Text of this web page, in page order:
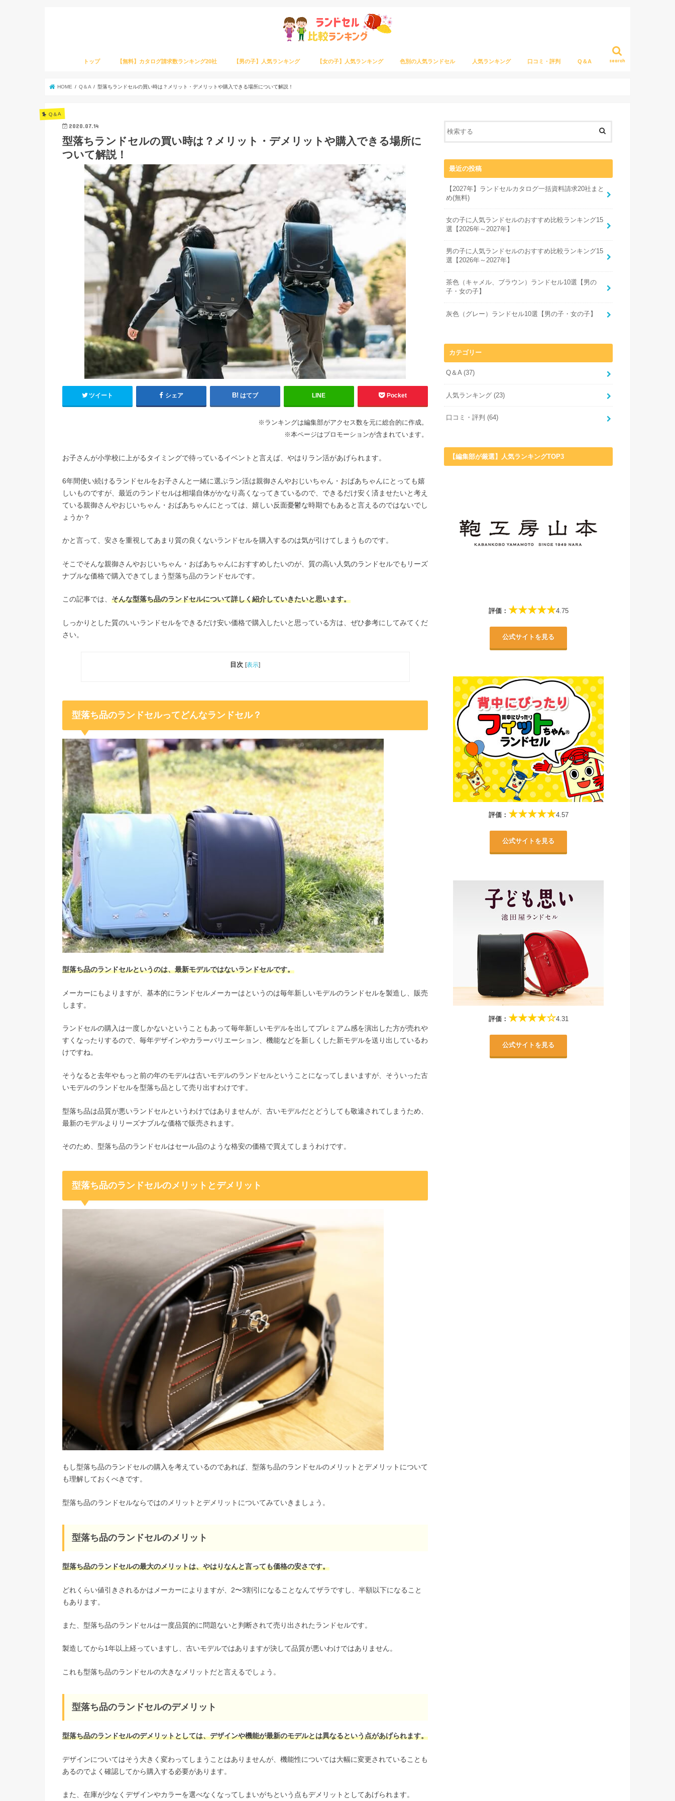
search
トップ 【無料】カタログ請求数ランキング20社 【男の子】人気ランキング 【女の子】人気ランキング 色別の人気ランドセル 人気ランキング 口コミ・評判 Q＆A
HOME Q＆A 型落ちランドセルの買い時は？メリット・デメリットや購入できる場所について解説！
Q＆A
2020.07.14
型落ちランドセルの買い時は？メリット・デメリットや購入できる場所に
ついて解説！
ツイート シェア はてブ LINE Pocket
※ランキングは編集部がアクセス数を元に総合的に作成。
※本ページはプロモーションが含まれています。
お子さんが小学校に上がるタイミングで待っているイベントと言えば、やはりラン活があげられます。
6年間使い続けるランドセルをお子さんと一緒に選ぶラン活は親御さんやおじいちゃん・おばあちゃんにとっても嬉
しいものですが、最近のランドセルは相場自体がかなり高くなってきているので、できるだけ安く済ませたいと考え
ている親御さんやおじいちゃん・おばあちゃんにとっては、嬉しい反面憂鬱な時期でもあると言えるのではないでし
ょうか？
かと言って、安さを重視してあまり質の良くないランドセルを購入するのは気が引けてしまうものです。
そこでそんな親御さんやおじいちゃん・おばあちゃんにおすすめしたいのが、質の高い人気のランドセルでもリーズ
ナブルな価格で購入できてしまう型落ち品のランドセルです。
この記事では、 そんな型落ち品のランドセルについて詳しく紹介していきたいと思います。
しっかりとした質のいいランドセルをできるだけ安い価格で購入したいと思っている方は、ぜひ参考にしてみてくだ
さい。
目次 [表示]
型落ち品のランドセルってどんなランドセル？
型落ち品のランドセルというのは、最新モデルではないランドセルです。
メーカーにもよりますが、基本的にランドセルメーカーはというのは毎年新しいモデルのランドセルを製造し、販売
します。
ランドセルの購入は一度しかないということもあって毎年新しいモデルを出してプレミアム感を演出した方が売れや
すくなったりするので、毎年デザインやカラーバリエーション、機能などを新しくした新モデルを送り出しているわ
けですね。
そうなると去年やもっと前の年のモデルは古いモデルのランドセルということになってしまいますが、そういった古
いモデルのランドセルを型落ち品として売り出すわけです。
型落ち品は品質が悪いランドセルというわけではありませんが、古いモデルだとどうしても敬遠されてしまうため、
最新のモデルよりリーズナブルな価格で販売されます。
そのため、型落ち品のランドセルはセール品のような格安の価格で買えてしまうわけです。
型落ち品のランドセルのメリットとデメリット
もし型落ち品のランドセルの購入を考えているのであれば、型落ち品のランドセルのメリットとデメリットについて
も理解しておくべきです。
型落ち品のランドセルならではのメリットとデメリットについてみていきましょう。
型落ち品のランドセルのメリット
型落ち品のランドセルの最大のメリットは、やはりなんと言っても価格の安さです。
どれくらい値引きされるかはメーカーによりますが、2〜3割引になることなんてザラですし、半額以下になること
もあります。
また、型落ち品のランドセルは一度品質的に問題ないと判断されて売り出されたランドセルです。
製造してから1年以上経っていますし、古いモデルではありますが決して品質が悪いわけではありません。
これも型落ち品のランドセルの大きなメリットだと言えるでしょう。
型落ち品のランドセルのデメリット
型落ち品のランドセルのデメリットとしては、デザインや機能が最新のモデルとは異なるという点があげられます。
デザインについてはそう大きく変わってしまうことはありませんが、機能性については大幅に変更されていることも
あるのでよく確認してから購入する必要があります。
また、在庫が少なくデザインやカラーを選べなくなってしまいがちという点もデメリットとしてあげられます。
最近の投稿
【2027年】ランドセルカタログ一括資料請求20社まと
め(無料)
女の子に人気ランドセルのおすすめ比較ランキング15
選【2026年～2027年】
男の子に人気ランドセルのおすすめ比較ランキング15
選【2026年～2027年】
茶色（キャメル、ブラウン）ランドセル10選【男の
子・女の子】
灰色（グレー）ランドセル10選【男の子・女の子】
カテゴリー
Q＆A (37)
人気ランキング (23)
口コミ・評判 (64)
【編集部が厳選】人気ランキングTOP3
評価： ★★★★★4.75
公式サイトを見る
評価： ★★★★★4.57
公式サイトを見る
評価： ★★★★☆4.31
公式サイトを見る